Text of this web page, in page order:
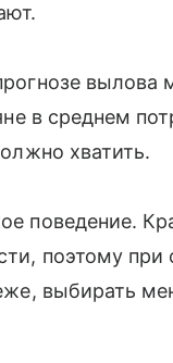
вылова
в среднем
хватить.
поведение.
поэтому
выбирать